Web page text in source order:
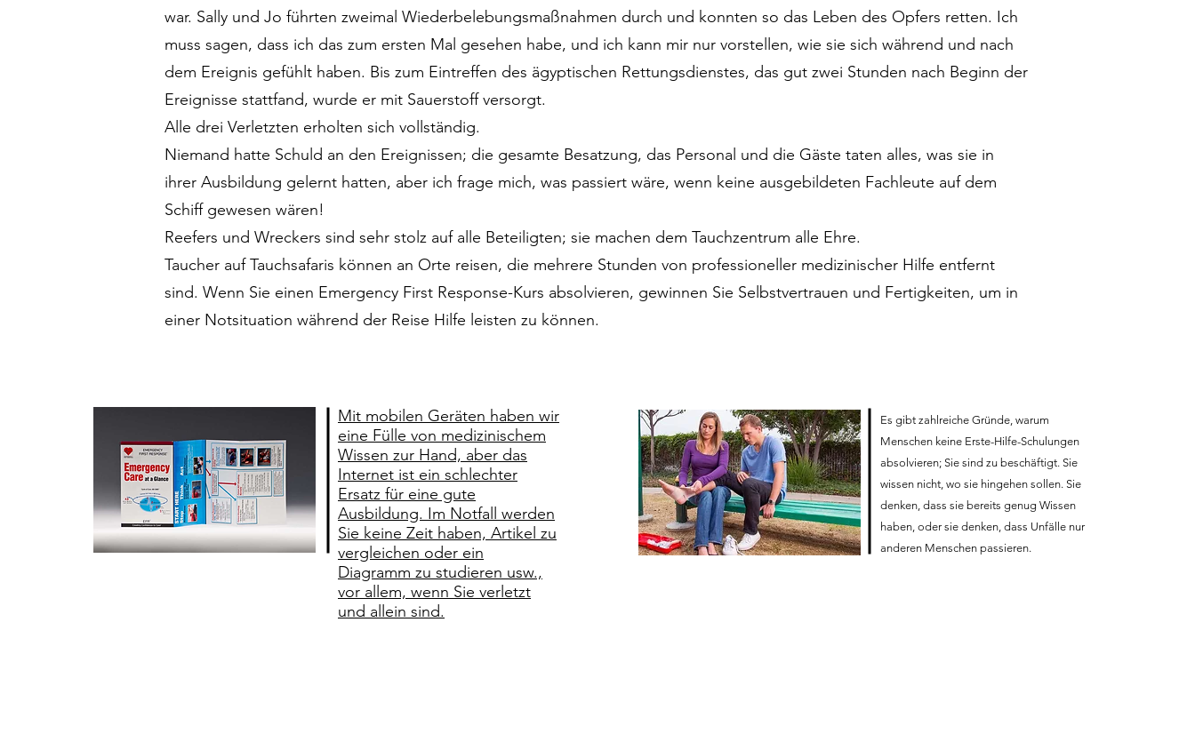
war. Sally und Jo führten zweimal Wiederbelebungsmaßnahmen durch und konnten so das Leben des Opfers retten. Ich
muss sagen, dass ich das zum ersten Mal gesehen habe, und ich kann mir nur vorstellen, wie sie sich während und nach
dem Ereignis gefühlt haben. Bis zum Eintreffen des ägyptischen Rettungsdienstes, das gut zwei Stunden nach Beginn der
Ereignisse stattfand, wurde er mit Sauerstoff versorgt.
Alle drei Verletzten erholten sich vollständig.
Niemand hatte Schuld an den Ereignissen; die gesamte Besatzung, das Personal und die Gäste taten alles, was sie in
ihrer Ausbildung gelernt hatten, aber ich frage mich, was passiert wäre, wenn keine ausgebildeten Fachleute auf dem
Schiff gewesen wären!
Reefers und Wreckers sind sehr stolz auf alle Beteiligten; sie machen dem Tauchzentrum alle Ehre.
Taucher auf Tauchsafaris können an Orte reisen, die mehrere Stunden von professioneller medizinischer Hilfe entfernt
sind. Wenn Sie einen Emergency First Response-Kurs absolvieren, gewinnen Sie Selbstvertrauen und Fertigkeiten, um in
einer Notsituation während der Reise Hilfe leisten zu können.
Mit mobilen Geräten haben wir
eine Fülle von medizinischem
Wissen zur Hand, aber das
Internet ist ein schlechter
Ersatz für eine gute
Ausbildung. Im Notfall werden
Sie keine Zeit haben, Artikel zu
vergleichen oder ein
Diagramm zu studieren usw.,
vor allem, wenn Sie verletzt
und allein sind.
Es gibt zahlreiche Gründe, warum
Menschen keine Erste-Hilfe-Schulungen
absolvieren; Sie sind zu beschäftigt. Sie
wissen nicht, wo sie hingehen sollen. Sie
denken, dass sie bereits genug Wissen
haben, oder sie denken, dass Unfälle nur
anderen Menschen passieren.